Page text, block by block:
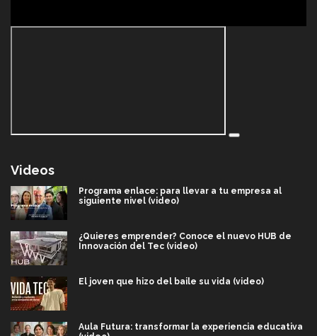
Videos
Programa enlace: para llevar a tu empresa al
siguiente nivel (video)
¿Quieres emprender? Conoce el nuevo HUB de
Innovación del Tec (video)
El joven que hizo del baile su vida (video)
Aula Futura: transformar la experiencia educativa